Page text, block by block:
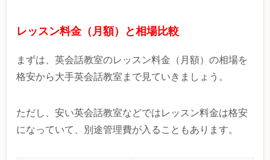
レッスン料金（月額）と相場比較
まずは、英会話教室のレッスン料金（月額）の相場を
格安から大手英会話教室まで見ていきましょう。
ただし、安い英会話教室などではレッスン料金は格安
になっていて、別途管理費が入ることもあります。